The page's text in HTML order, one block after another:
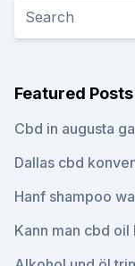
Featured Posts
Cbd in augusta ga
Dallas cbd
Hanf shampoo
Kann man cbd